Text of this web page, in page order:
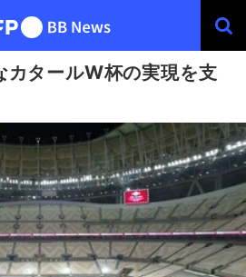
カタールW杯の実現を支